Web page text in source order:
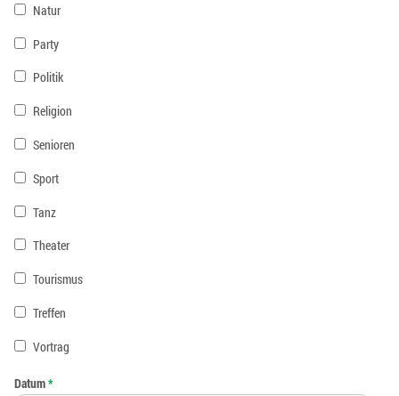
Natur
Party
Politik
Religion
Senioren
Sport
Tanz
Theater
Tourismus
Treffen
Vortrag
Datum*